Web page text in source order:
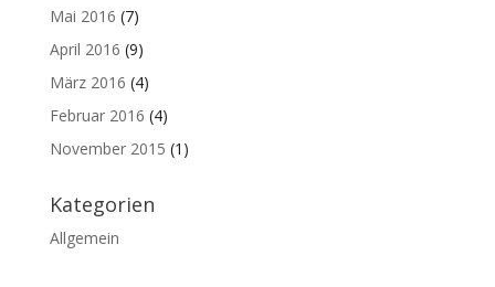
Mai 2016 (7)
April 2016 (9)
März 2016 (4)
Februar 2016 (4)
November 2015 (1)
Kategorien
Allgemein